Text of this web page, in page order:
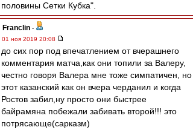
половины Сетки Кубка".
Franclin -
01 ноя 2019 20:08
до сих пор под впечатлением от вчерашнего
комментария матча,как они топили за Валеру,
честно говоря Валера мне тоже симпатичен, но
этот казанский как он вчера черданил и когда
Ростов забил,ну просто они быстрее
байрамяна побежали забивать второй!!! это
потрясающе(сарказм)